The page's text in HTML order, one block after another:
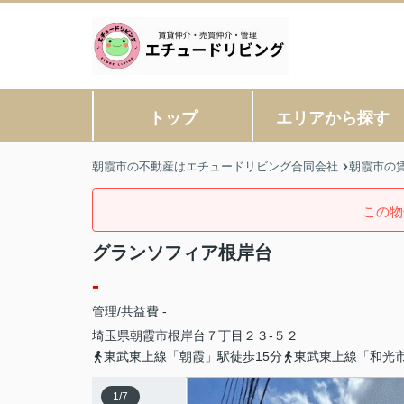
トップ エリアから探す
朝霞市の不動産はエチュードリビング合同会社 朝霞市の
この
グランソフィア根岸台
-
管理/共益費 -
埼玉県朝霞市根岸台 ７丁目２３-５２
東武東上線「朝霞」駅徒歩15分
東武東上線「和光
1/7